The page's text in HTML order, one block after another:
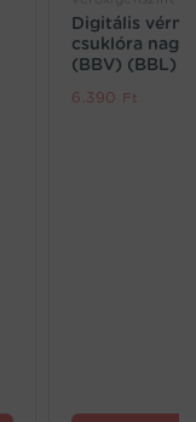
Digitális
csuklóra
(BBV) (BBL)
6.390 Ft